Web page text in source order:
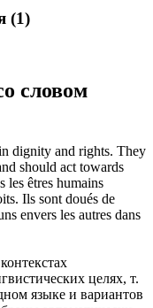
(1)
словом
dignity and rights. They
should act towards
les êtres humains
Ils sont doués de
envers les autres dans
целях, т.
языке и вариантов